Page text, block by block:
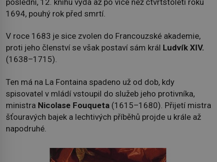
1694, pouhý rok před smrtí.
V roce 1683 je sice zvolen do Francouzské akademie,
proti jeho členství se však postaví sám král Ludvík XIV.
(1638–1715).
Ten má na La Fontaina spadeno už od dob, kdy
spisovatel v mládí vstoupil do služeb jeho protivníka,
ministra Nicolase Fouqueta (1615–1680). Přijetí mistra
šťouravých bajek a lechtivých příběhů projde u krále až
napodruhé.